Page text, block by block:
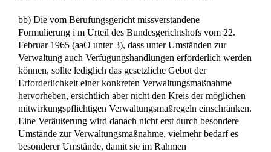
Nachlasses vor, weil der Wert des Ferienhauses im Verhältnis
zum Gesamtnachlass erheblich sei. Eine wesentliche
Veränderung setzt voraus, dass durch die
Verwaltungsmaßnahme die Zweckbestimmung oder Gestalt
des Nachlasses in einschneidender Weise geändert werden
würde (BGHZ 101, 24, 28; BGH, Urteile vom 8. März 2004
– II ZR 5/02 – BGH-Report 2004, 970 unter II 2 b; 14.
November 1994 – II ZR 209/93 – NJW-RR 1995, 267 unter
II 2 a aa und ständig). In diesem Zusammenhang misst das
Berufungsgericht den wirtschaftlichen Auswirkungen der
beabsichtigten Veräußerung zu wenig Gewicht bei.